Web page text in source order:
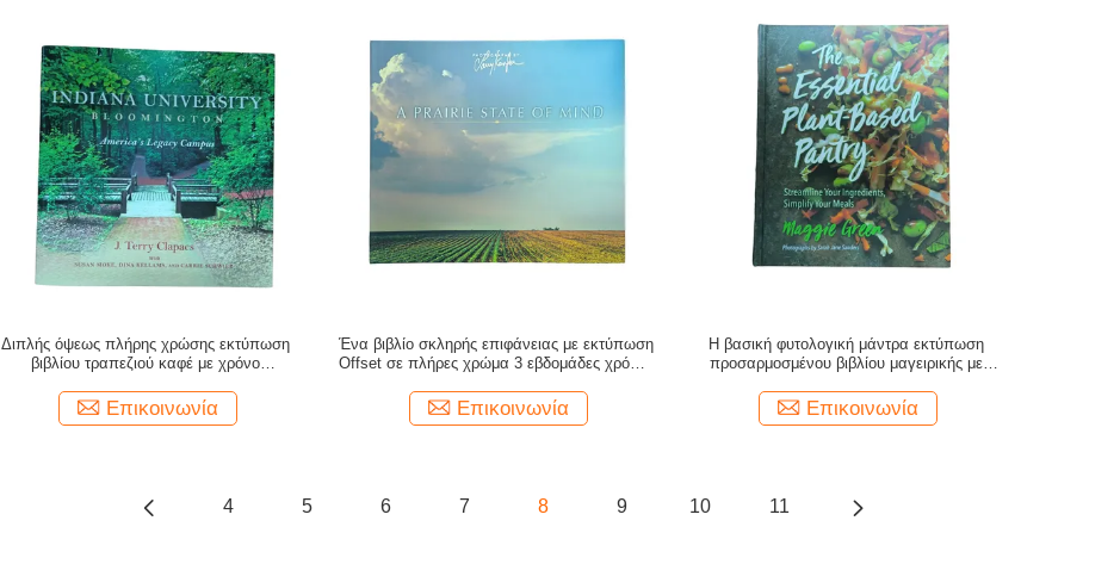
Διπλής όψεως πλήρης χρώσης εκτύπωση
βιβλίου τραπεζιού καφέ με χρόνο
Επικοινωνία
Ένα βιβλίο σκληρής επιφάνειας με εκτύπωση
Offset σε πλήρες χρώμα 3 εβδομάδες χρόνος
Επικοινωνία
Η βασική φυτολογική μάντρα εκτύπωση
προσαρμοσμένου βιβλίου μαγειρικής με
Επικοινωνία
4 5 6 7 8 9 10 11